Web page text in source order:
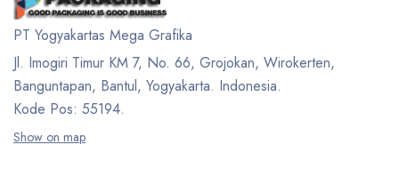
PT Yogyakartas Mega Grafika
Jl. Imogiri Timur KM 7, No. 66, Grojokan, Wirokerten,
Banguntapan, Bantul, Yogyakarta. Indonesia.
Kode Pos: 55194.
Show on map